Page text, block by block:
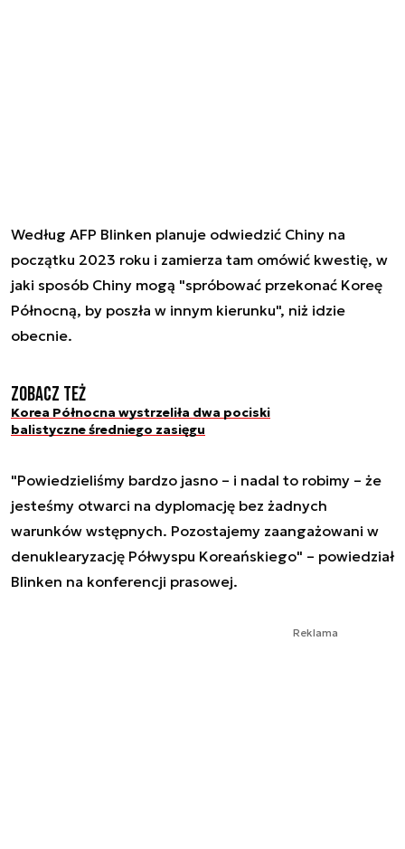
Według AFP Blinken planuje odwiedzić Chiny na
początku 2023 roku i zamierza tam omówić kwestię, w
jaki sposób Chiny mogą "spróbować przekonać Koreę
Północną, by poszła w innym kierunku", niż idzie
obecnie.
Zobacz też
Korea Północna wystrzeliła dwa pociski
balistyczne średniego zasięgu
"Powiedzieliśmy bardzo jasno – i nadal to robimy – że
jesteśmy otwarci na dyplomację bez żadnych
warunków wstępnych. Pozostajemy zaangażowani w
denuklearyzację Półwyspu Koreańskiego" – powiedział
Blinken na konferencji prasowej.
Reklama